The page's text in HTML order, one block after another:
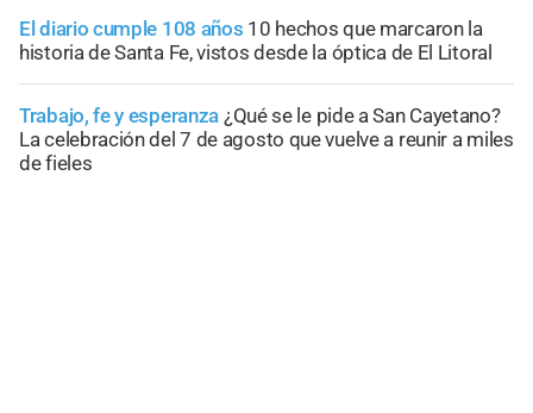
El diario cumple 108 años 10 hechos que marcaron la
historia de Santa Fe, vistos desde la óptica de El Litoral
Trabajo, fe y esperanza ¿Qué se le pide a San Cayetano?
La celebración del 7 de agosto que vuelve a reunir a miles
de fieles